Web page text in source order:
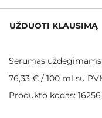
UŽDUOTI KLAUSIMĄ
Serumas
76,33 € / 100 ml su
Produkto kodas: 16256